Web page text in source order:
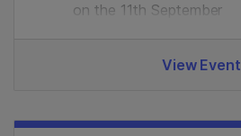
on the 11th September
View Event